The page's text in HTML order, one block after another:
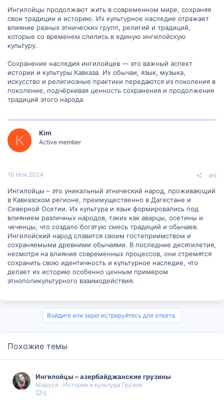
Ингилойцы продолжают жить в современном мире, сохраняя
свои традиции и историю. Их культурное наследие отражает
влияние разных этнических групп, религий и традиций,
которые со временем слились в единую ингилойскую
культуру.
Сохранение наследия ингилойцев — это важный аспект
истории и культуры Кавказа. Их обычаи, язык, музыка,
искусство и религиозные практики передаются из поколения в
поколение, подчёркивая ценность сохранения и продолжения
традиций этого народа.
K Kim
Active member
16 Ноя 2024 #6
Ингилойцы – это уникальный этнический народ, проживающий
в Кавказском регионе, преимущественно в Дагестане и
Северной Осетии. Их культура и язык формировались под
влиянием различных народов, таких как аварцы, осетины и
чеченцы, что создало богатую смесь традиций и обычаев.
Ингилойский народ славится своим гостеприимством и
сохраняемыми древними обычаями. В последние десятилетия,
несмотря на влияние современных процессов, они стремятся
сохранить свою идентичность и культурное наследие, что
делает их историю особенно ценным примером
этнополикультурного взаимодействия.
Войдите или зарегистрируйтесь для ответа.
Похожие темы
Ингилойцы – азербайджанские грузины
Маруся
История и культура Грузии
5